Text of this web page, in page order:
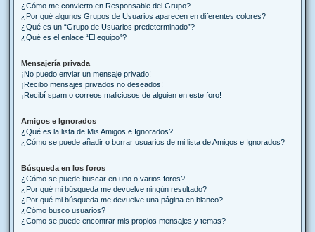
¿Cómo me convierto en Responsable del Grupo?
¿Por qué algunos Grupos de Usuarios aparecen en diferentes colores?
¿Qué es un “Grupo de Usuarios predeterminado”?
¿Qué es el enlace “El equipo”?
Mensajería privada
¡No puedo enviar un mensaje privado!
¡Recibo mensajes privados no deseados!
¡Recibí spam o correos maliciosos de alguien en este foro!
Amigos e Ignorados
¿Qué es la lista de Mis Amigos e Ignorados?
¿Cómo se puede añadir o borrar usuarios de mi lista de Amigos e Ignorados?
Búsqueda en los foros
¿Cómo se puede buscar en uno o varios foros?
¿Por qué mi búsqueda me devuelve ningún resultado?
¿Por qué mi búsqueda me devuelve una página en blanco?
¿Cómo busco usuarios?
¿Como se puede encontrar mis propios mensajes y temas?